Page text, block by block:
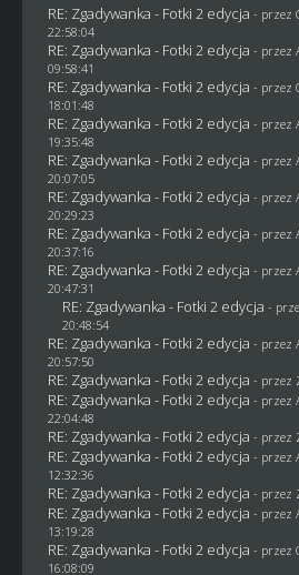
RE: Zgadywanka - Fotki 2 edycja - przez
22:58:04
RE: Zgadywanka - Fotki 2 edycja - przez
09:58:41
RE: Zgadywanka - Fotki 2 edycja - przez
18:01:48
RE: Zgadywanka - Fotki 2 edycja - przez
19:35:48
RE: Zgadywanka - Fotki 2 edycja - przez
20:07:05
RE: Zgadywanka - Fotki 2 edycja - przez
20:29:23
RE: Zgadywanka - Fotki 2 edycja - przez
20:37:16
RE: Zgadywanka - Fotki 2 edycja - przez
20:47:31
RE: Zgadywanka - Fotki 2 edycja -
20:48:54
RE: Zgadywanka - Fotki 2 edycja - przez
20:57:50
RE: Zgadywanka - Fotki 2 edycja - przez
RE: Zgadywanka - Fotki 2 edycja - przez
22:04:48
RE: Zgadywanka - Fotki 2 edycja - przez
RE: Zgadywanka - Fotki 2 edycja - przez
12:32:36
RE: Zgadywanka - Fotki 2 edycja - przez
RE: Zgadywanka - Fotki 2 edycja - przez
13:19:28
RE: Zgadywanka - Fotki 2 edycja - przez
16:08:09